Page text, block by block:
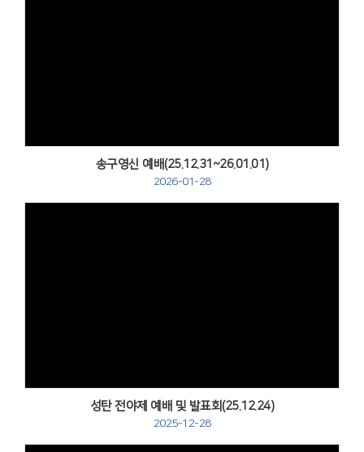
송구영신 예배(25.12.31~26.01.01)
2026-01-28
성탄 전야제 예배 및 발표회(25.12.24)
2025-12-28